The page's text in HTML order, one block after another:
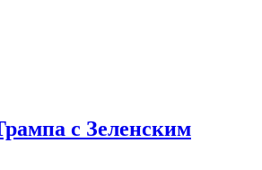
с Зеленским